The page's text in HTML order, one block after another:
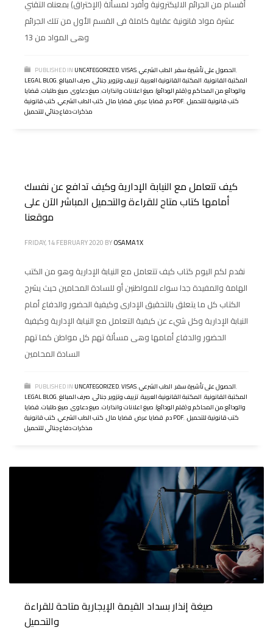
أقسام من الجرائم الاليكترونية وأفرد لمسألة (الإختراق) بمعناه التقني
عشرة مواد قانونية عقابية كاملة فى القسم الأول من تلك الجرائم
وهى المواد من 13
PUBLISHED IN UNCATEGORIZED,VISAS, الحصول على تأشيرة سفر,الطب الشرعي
,
LEGAL BLOG, المكتبة القانونية,المكتبة القانونية العربية,تزييف وتزوير,جنائى,صرف المبالغ
والودائع من المحاكم و (قلم الودائع),صيغ اعلانات وانذارات,صيغ دعاوى,صيغ طلبات,قضايا
دم,قضايا عرض,قضايا مال,كتب الطب الشرعي, كتب قانونية PDF, كتب قانونية للتحميل,
مذكرات دفاع جنائي للتحميل
كيف تتعامل مع النيابة الإدارية وكيف تدافع عن نفسك
أمامها كتاب متاح للقراءة والتحميل المباشر الآن على
موقعنا
FRIDAY, 14 FEBRUARY 2020 BYOSAMA1X
نقدم لكم اليوم كتاب كيف تتعامل مع النيابة الإدارية وهو من الكتب
الهامة والمفيدة جدا سواء للمواطنين أو للسادة المحامين حيث يشرح
الكتاب كل ما يتعلق بالتحقيق الإدارى وكيفية الحضور والدفاع أمام
النيابة الإدارية وكل شيء عن كيفية التعامل مع النيابة الإدارية وكيفية
الحضور والدفاع أمامها وهى مسألة تهم كل مواطن كما تهم
السادة المحامين
PUBLISHED IN UNCATEGORIZED,VISAS, الحصول على تأشيرة سفر,الطب الشرعي
,
LEGAL BLOG, المكتبة القانونية,المكتبة القانونية العربية,تزييف وتزوير,جنائى,صرف المبالغ
والودائع من المحاكم و (قلم الودائع),صيغ اعلانات وانذارات,صيغ دعاوى,صيغ طلبات,قضايا
دم,قضايا عرض,قضايا مال,كتب الطب الشرعي, كتب قانونية PDF, كتب قانونية للتحميل,
مذكرات دفاع جنائي للتحميل
صيغة إنذار بسداد القيمة الإيجارية متاحة للقراءة
والتحميل